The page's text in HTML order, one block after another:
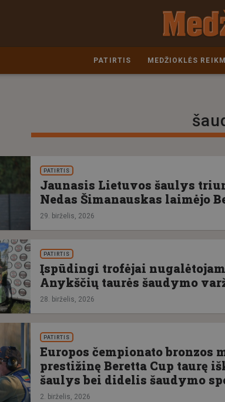
PATIRTIS MEDŽIOKLĖS
PATIRTIS
Jaunasis Lietuvos šaulys
Nedas Šimanauskas laimėjo
29. birželis, 2026
PATIRTIS
Įspūdingi trofėjai
Anykščių taurės šaudymo
28. birželis, 2026
PATIRTIS
Europos čempionato bronzos
prestižinę Beretta Cup taurę
šaulys bei didelis šaudymo
2. birželis, 2026